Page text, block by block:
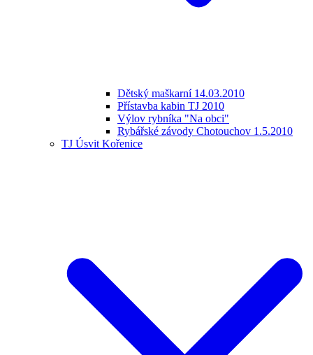
Dětský maškarní 14.03.2010
Přístavba kabin TJ 2010
Výlov rybníka "Na obci"
Rybářské závody Chotouchov 1.5.2010
TJ Úsvit Kořenice